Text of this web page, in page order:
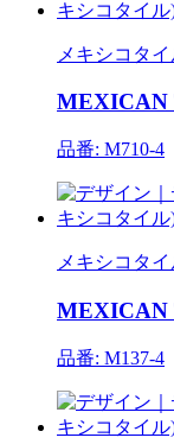
メキシコタ
MEXICAN
品番: M710-4
メキシコタ
MEXICAN
品番: M137-4